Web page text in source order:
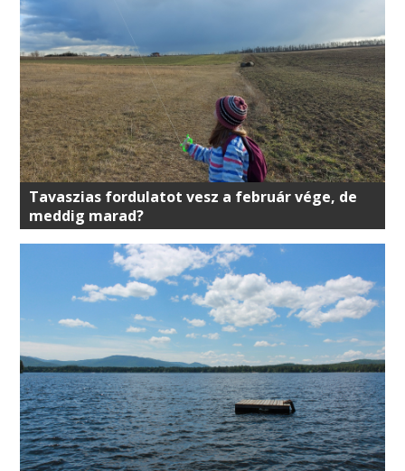
Tavaszias fordulatot vesz a február vége, de
meddig marad?